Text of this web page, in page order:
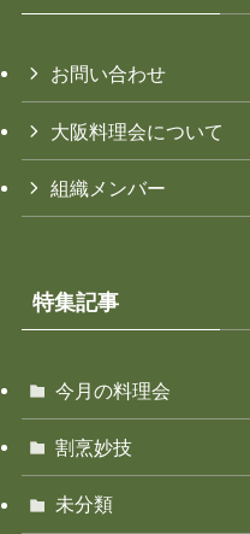
お問い合わせ
大阪料理会について
組織メンバー
特集記事
今月の料理会
割烹妙技
未分類